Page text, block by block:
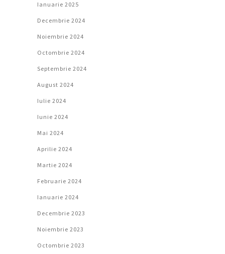
Ianuarie 2025
Decembrie 2024
Noiembrie 2024
Octombrie 2024
Septembrie 2024
August 2024
Iulie 2024
Iunie 2024
Mai 2024
Aprilie 2024
Martie 2024
Februarie 2024
Ianuarie 2024
Decembrie 2023
Noiembrie 2023
Octombrie 2023